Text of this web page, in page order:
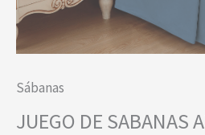
Sábanas
JUEGO DE SABANAS